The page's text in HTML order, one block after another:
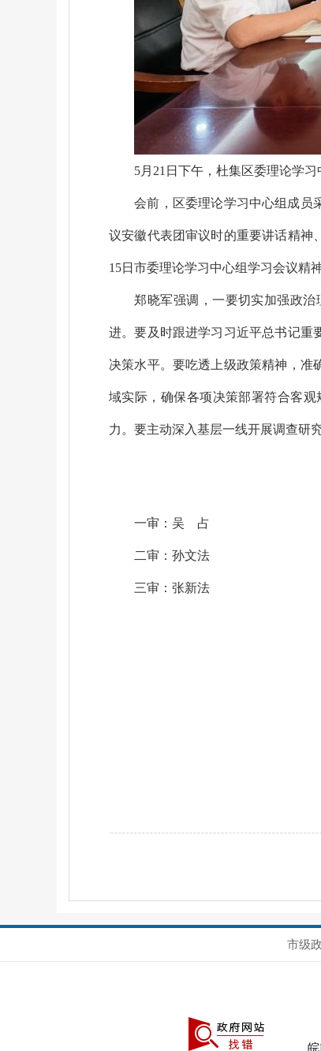
5月 21 日 下午，杜集区委理论学习
会前，区委理论学习中心组成员
议安徽代表团审议时的重要讲话精神
15日市委理论学习中心组学习会议精
郑晓军强调，一要切实加强政治
进。要及时跟进学习习近平总书记重
决策水平。 要吃透上级政策精神，准
域实际， 确保各项决策部署符合客
力。要主动深入基层一线开展调查研
一审：吴 占
二审：孙文法
三审：张新法
市级
皖